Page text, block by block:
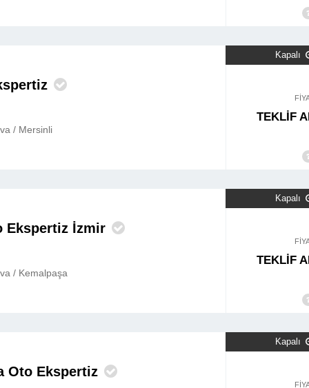
/ Mersinli
Kapalı
TEKLİF
Ekspertiz İzmir
/ Kemalpaşa
Kapalı
TEKLİF
Oto Ekspertiz
Kapalı